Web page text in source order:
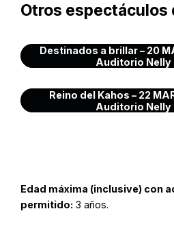
Otros espectáculos
Destinados a brillar – 20
Auditorio Nelly
Reino del Kahos – 22
Auditorio Nelly
Edad máxima (inclusive) con
permitido: 3 años.